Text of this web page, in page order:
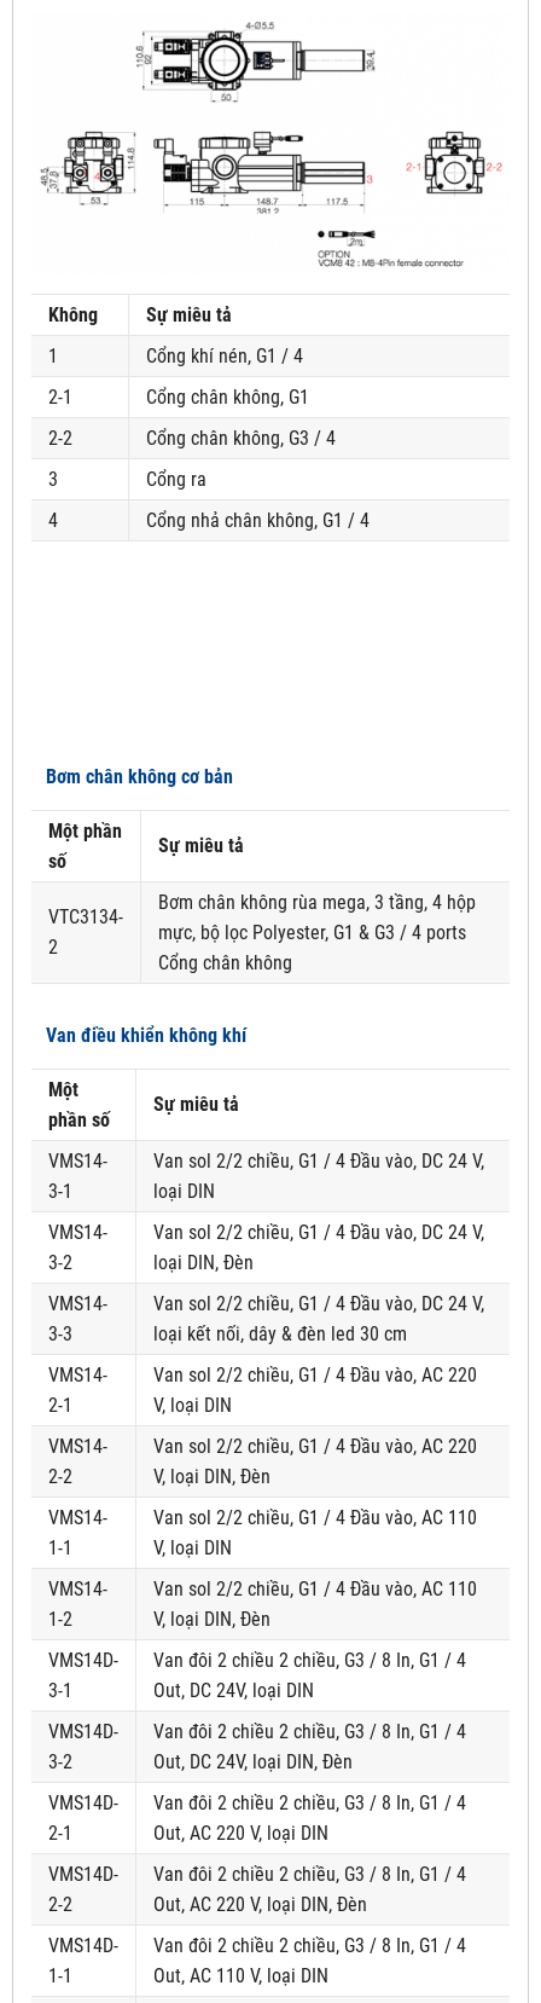
Không
Sự miêu tả
1
Cổng khí nén, G1 / 4
2-1
Cổng chân không, G1
2-2
Cổng chân không, G3 / 4
3
Cổng ra
4
Cổng nhả chân không, G1 / 4
Bơm chân không cơ bản
Một phần
số
Sự miêu tả
VTC3134-
2
Bơm chân không rùa mega, 3 tầng, 4 hộp
mực, bộ lọc Polyester, G1 & G3 / 4 ports
Cổng chân không
Van điều khiển không khí
Một
phần số
Sự miêu tả
VMS14-
3-1
Van sol 2/2 chiều, G1 / 4 Đầu vào, DC 24 V,
loại DIN
VMS14-
3-2
Van sol 2/2 chiều, G1 / 4 Đầu vào, DC 24 V,
loại DIN, Đèn
VMS14-
3-3
Van sol 2/2 chiều, G1 / 4 Đầu vào, DC 24 V,
loại kết nối, dây & đèn led 30 cm
VMS14-
2-1
Van sol 2/2 chiều, G1 / 4 Đầu vào, AC 220
V, loại DIN
VMS14-
2-2
Van sol 2/2 chiều, G1 / 4 Đầu vào, AC 220
V, loại DIN, Đèn
VMS14-
1-1
Van sol 2/2 chiều, G1 / 4 Đầu vào, AC 110
V, loại DIN
VMS14-
1-2
Van sol 2/2 chiều, G1 / 4 Đầu vào, AC 110
V, loại DIN, Đèn
VMS14D-
3-1
Van đôi 2 chiều 2 chiều, G3 / 8 In, G1 / 4
Out, DC 24V, loại DIN
VMS14D-
3-2
Van đôi 2 chiều 2 chiều, G3 / 8 In, G1 / 4
Out, DC 24V, loại DIN, Đèn
VMS14D-
2-1
Van đôi 2 chiều 2 chiều, G3 / 8 In, G1 / 4
Out, AC 220 V, loại DIN
VMS14D-
2-2
Van đôi 2 chiều 2 chiều, G3 / 8 In, G1 / 4
Out, AC 220 V, loại DIN, Đèn
VMS14D-
1-1
Van đôi 2 chiều 2 chiều, G3 / 8 In, G1 / 4
Out, AC 110 V, loại DIN